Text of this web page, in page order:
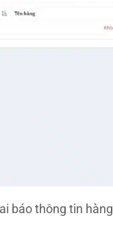
báo thông tin